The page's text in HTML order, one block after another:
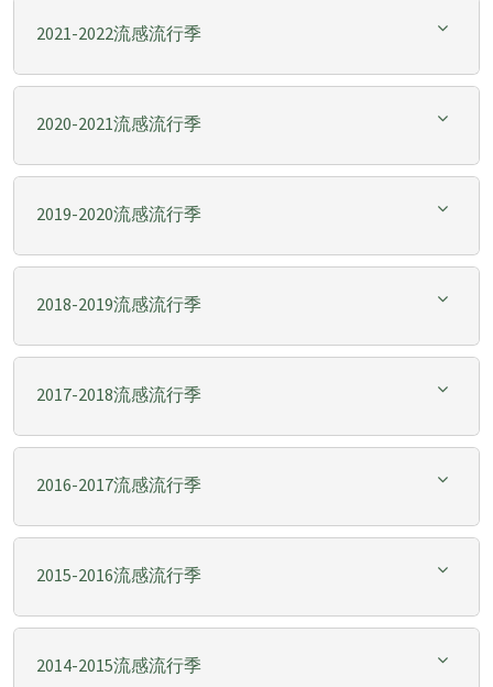
2021-2022流感流行季
2020-2021流感流行季
2019-2020流感流行季
2018-2019流感流行季
2017-2018流感流行季
2016-2017流感流行季
2015-2016流感流行季
2014-2015流感流行季